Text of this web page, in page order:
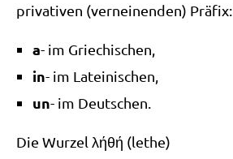
pri­va­ti­ven (ver­nei­nen­den) Präfix:
a- im Griechischen,
in- im Lateinischen,
un- im Deutschen.
Die Wur­zel λήθή (lethe)